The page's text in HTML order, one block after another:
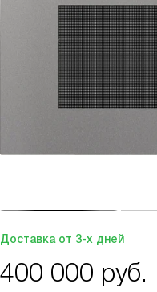
Доставка от 3-х дней
400 000 руб.